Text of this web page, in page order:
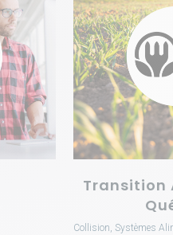
Transition
Collision, Systèmes